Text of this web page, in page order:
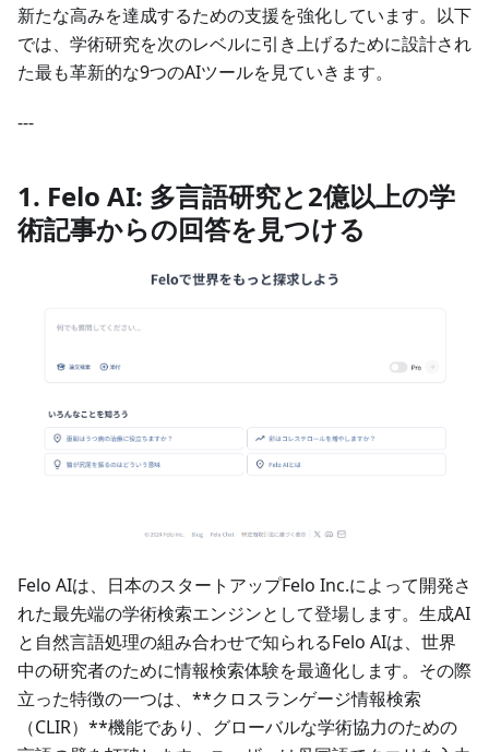
新たな高みを達成するための支援を強化しています。以下
では、学術研究を次のレベルに引き上げるために設計され
た最も革新的な9つのAIツールを見ていきます。
---
1. Felo AI: 多言語研究と2億以上の学
術記事からの回答を見つける
Felo AIは、日本のスタートアップFelo Inc.によって開発さ
れた最先端の学術検索エンジンとして登場します。生成AI
と自然言語処理の組み合わせで知られるFelo AIは、世界
中の研究者のために情報検索体験を最適化します。その際
立った特徴の一つは、**クロスランゲージ情報検索
（CLIR）**機能であり、グローバルな学術協力のための